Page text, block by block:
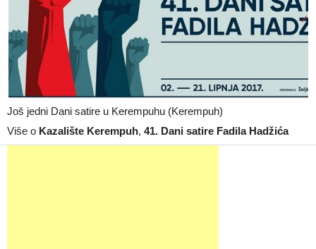
Još jedni Dani satire u Kerempuhu (Kerempuh)
Više o Kazalište Kerempuh, 41. Dani satire Fadila Hadžića